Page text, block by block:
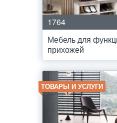
1764
Мебель для
прихожей
ТОВАРЫ И УСЛУГИ